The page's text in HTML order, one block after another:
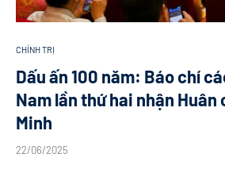
CHÍNH TRỊ
Dấu ấn 100 năm: Báo chí
Nam lần thứ hai nhận Huân
Minh
22/06/2025